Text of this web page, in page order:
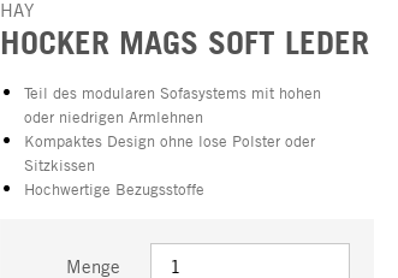
HAY
HOCKER MAGS SOFT LEDER
Teil des modularen Sofasystems mit hohen
oder niedrigen Armlehnen
Kompaktes Design ohne lose Polster oder
Sitzkissen
Hochwertige Bezugsstoffe
Menge